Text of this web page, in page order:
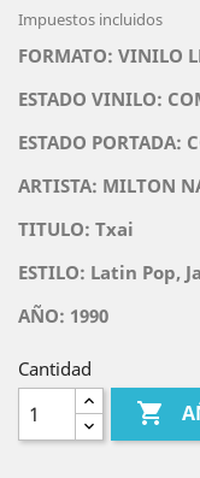
Impuestos incluidos
FORMATO: VINILO
ESTADO VINILO:
ESTADO PORTADA:
ARTISTA: MILTON
TITULO: Txai
ESTILO: Latin Pop,
AÑO: 1990
Cantidad
